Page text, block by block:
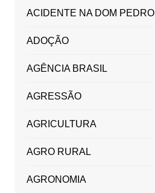
ACIDENTE NA DOM PEDRO
ADOÇÃO
AGÊNCIA BRASIL
AGRESSÃO
AGRICULTURA
AGRO RURAL
AGRONOMIA